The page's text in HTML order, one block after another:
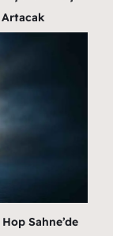
Sahne’de